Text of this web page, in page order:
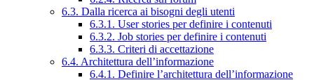
6.3. Dalla ricerca ai bisogni degli utenti
6.3.1. User stories per definire i contenuti
6.3.2. Job stories per definire i contenuti
6.3.3. Criteri di accettazione
6.4. Architettura dell’informazione
6.4.1. Definire l’architettura dell’informazione